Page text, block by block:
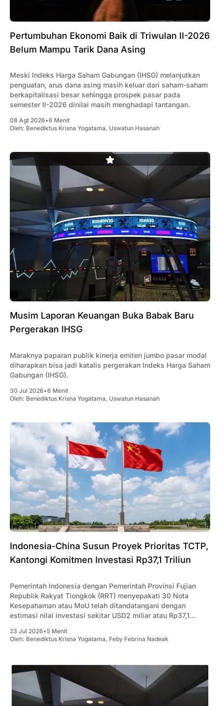
‎Pertumbuhan Ekonomi Baik di Triwulan II-2026
Belum Mampu Tarik Dana Asing
Meski Indeks Harga Saham Gabungan (IHSG) melanjutkan
penguatan, arus dana asing masih keluar dari saham-saham
berkapitalisasi besar sehingga prospek pasar pada
semester II-2026 dinilai masih menghadapi tantangan.
08 Agt 2026•6 Menit
Oleh: Benediktus Krisna Yogatama, Uswatun Hasanah
‎Musim Laporan Keuangan Buka Babak Baru
Pergerakan IHSG
Maraknya paparan publik kinerja emiten jumbo pasar modal
diharapkan bisa jadi katalis pergerakan Indeks Harga Saham
Gabungan (IHSG).
30 Jul 2026•6 Menit
Oleh: Benediktus Krisna Yogatama, Uswatun Hasanah
Indonesia-China Susun Proyek Prioritas TCTP,
Kantongi Komitmen Investasi Rp37,1 Triliun
Pemerintah Indonesia dengan Pemerintah Provinsi Fujian
Republik Rakyat Tiongkok (RRT) menyepakati 30 Nota
Kesepahaman atau MoU telah ditandatangani dengan
estimasi nilai investasi sekitar USD2 miliar atau Rp37,1
23 Jul 2026•5 Menit
Oleh: Benediktus Krisna Yogatama, Feby Febrina Nadeak